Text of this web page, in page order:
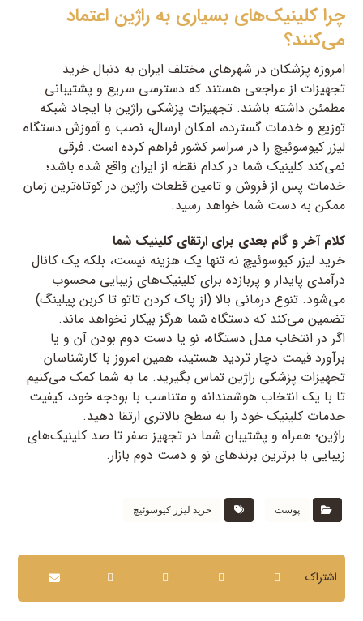
چرا کلینیک‌های بسیاری به راژین اعتماد
می‌کنند؟
امروزه پزشکان در شهرهای مختلف ایران به دنبال خرید
تجهیزات از مراجعی هستند که دسترسی سریع و پشتیبانی
مطمئن داشته باشند. تجهیزات پزشکی راژین با ایجاد شبکه
توزیع و خدمات گسترده، امکان ارسال، نصب و آموزش دستگاه
لیزر کیوسوئیچ را در سراسر کشور فراهم کرده است. فرقی
نمی‌کند کلینیک شما در کدام نقطه از ایران واقع شده باشد؛
خدمات پس از فروش و تامین قطعات راژین در کوتاه‌ترین زمان
ممکن به دست شما خواهد رسید.
کلام آخر و گام بعدی برای ارتقای کلینیک شما
خرید لیزر کیوسوئیچ نه تنها یک هزینه نیست، بلکه یک کانال
درآمدی پایدار و پربازده برای کلینیک‌های زیبایی محسوب
می‌شود. تنوع درمانی بالا (از پاک کردن تاتو تا کربن پیلینگ)
تضمین می‌کند که دستگاه شما هرگز بیکار نخواهد ماند.
اگر در انتخاب مدل دستگاه، نو یا دست دوم بودن آن و یا
برآورد قیمت دچار تردید هستید، همین امروز با کارشناسان
تجهیزات پزشکی راژین تماس بگیرید. ما به شما کمک می‌کنیم
تا با یک انتخاب هوشمندانه و متناسب با بودجه خود، کیفیت
خدمات کلینیک خود را به سطح بالاتری ارتقا دهید.
راژین؛ همراه و پشتیبان شما در تجهیز صفر تا صد کلینیک‌های
زیبایی با برترین برندهای نو و دست دوم بازار.
پوست خرید لیزر کیوسوئیچ